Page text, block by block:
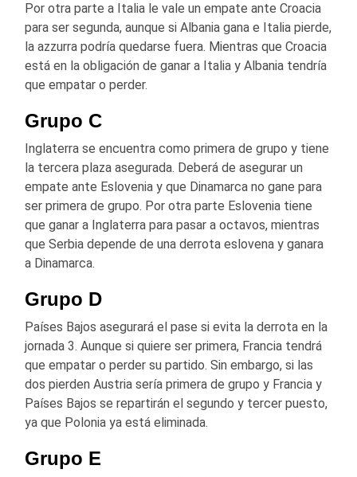
Por otra parte a Italia le vale un empate ante Croacia
para ser segunda, aunque si Albania gana e Italia pierde,
la azzurra podría quedarse fuera. Mientras que Croacia
está en la obligación de ganar a Italia y Albania tendría
que empatar o perder.
Grupo C
Inglaterra se encuentra como primera de grupo y tiene
la tercera plaza asegurada. Deberá de asegurar un
empate ante Eslovenia y que Dinamarca no gane para
ser primera de grupo. Por otra parte Eslovenia tiene
que ganar a Inglaterra para pasar a octavos, mientras
que Serbia depende de una derrota eslovena y ganara
a Dinamarca.
Grupo D
Países Bajos asegurará el pase si evita la derrota en la
jornada 3. Aunque si quiere ser primera, Francia tendrá
que empatar o perder su partido. Sin embargo, si las
dos pierden Austria sería primera de grupo y Francia y
Países Bajos se repartirán el segundo y tercer puesto,
ya que Polonia ya está eliminada.
Grupo E